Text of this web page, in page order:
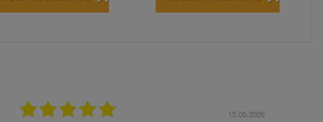
15.05.2026